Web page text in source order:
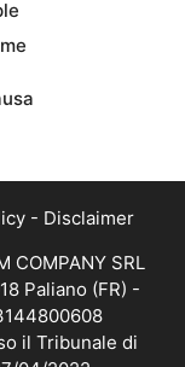
- Disclaimer
COMPANY SRL
Paliano (FR) -
il Tribunale di